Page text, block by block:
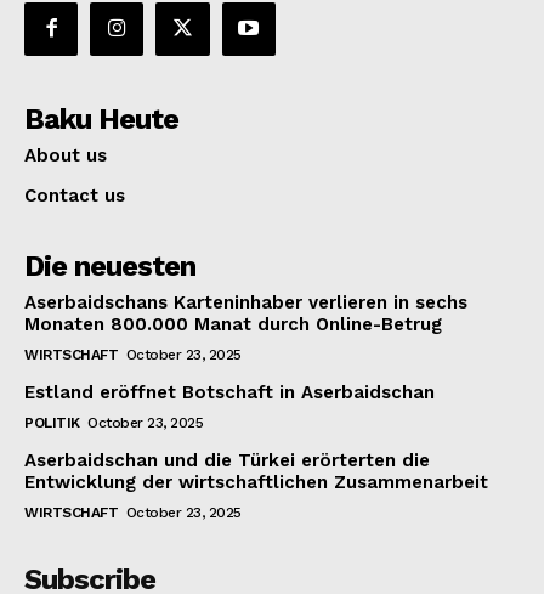
Baku Heute
About us
Contact us
Die neuesten
Aserbaidschans Karteninhaber verlieren in sechs
Monaten 800.000 Manat durch Online-Betrug
WIRTSCHAFT October 23, 2025
Estland eröffnet Botschaft in Aserbaidschan
POLITIK October 23, 2025
Aserbaidschan und die Türkei erörterten die
Entwicklung der wirtschaftlichen Zusammenarbeit
WIRTSCHAFT October 23, 2025
Subscribe